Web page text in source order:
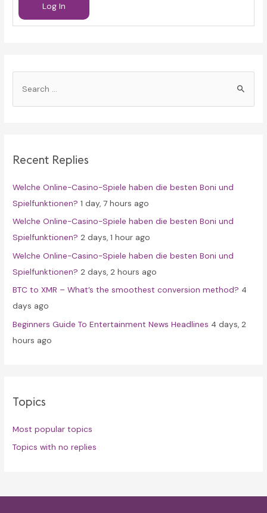
Log In
h
o
r
:
Recent Replies
Welche Online-Casino-Spiele haben die besten Boni und
Spielfunktionen? 1 day, 7 hours ago
Welche Online-Casino-Spiele haben die besten Boni und
Spielfunktionen? 2 days, 1 hour ago
Welche Online-Casino-Spiele haben die besten Boni und
Spielfunktionen? 2 days, 2 hours ago
BTC to XMR – What’s the smoothest conversion method? 4
days ago
Beginners Guide To Entertainment News Headlines 4 days, 2
hours ago
Topics
Most popular topics
Topics with no replies